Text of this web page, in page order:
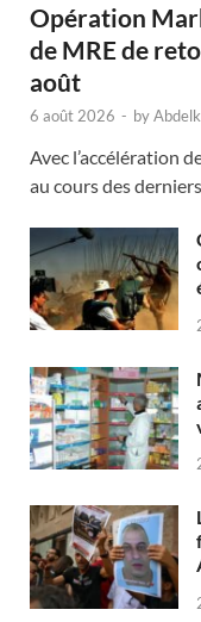
Opération
de MRE de
août
6 août 2026 - by
Avec l’accélération
au cours des